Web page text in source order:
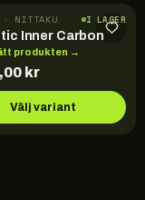
· NITTAKU I LAGER
Inner Carbon
produkten →
kr
Välj variant